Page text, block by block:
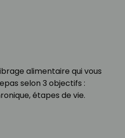
alimentaire qui vous
selon 3 objectifs :
étapes de vie.